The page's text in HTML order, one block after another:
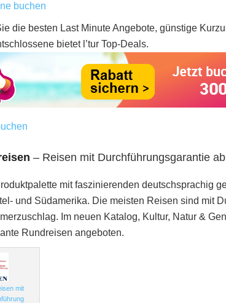
buchen
die besten Last Minute Angebote, günstige
bietet l’tur Top-Deals.
– Reisen mit Durchführungsgarantie
mit faszinierenden deutschsprachig
und Südamerika. Die meisten Reisen sind mit
Im neuen Katalog, Kultur, Natur &
Rundreisen angeboten.
mit